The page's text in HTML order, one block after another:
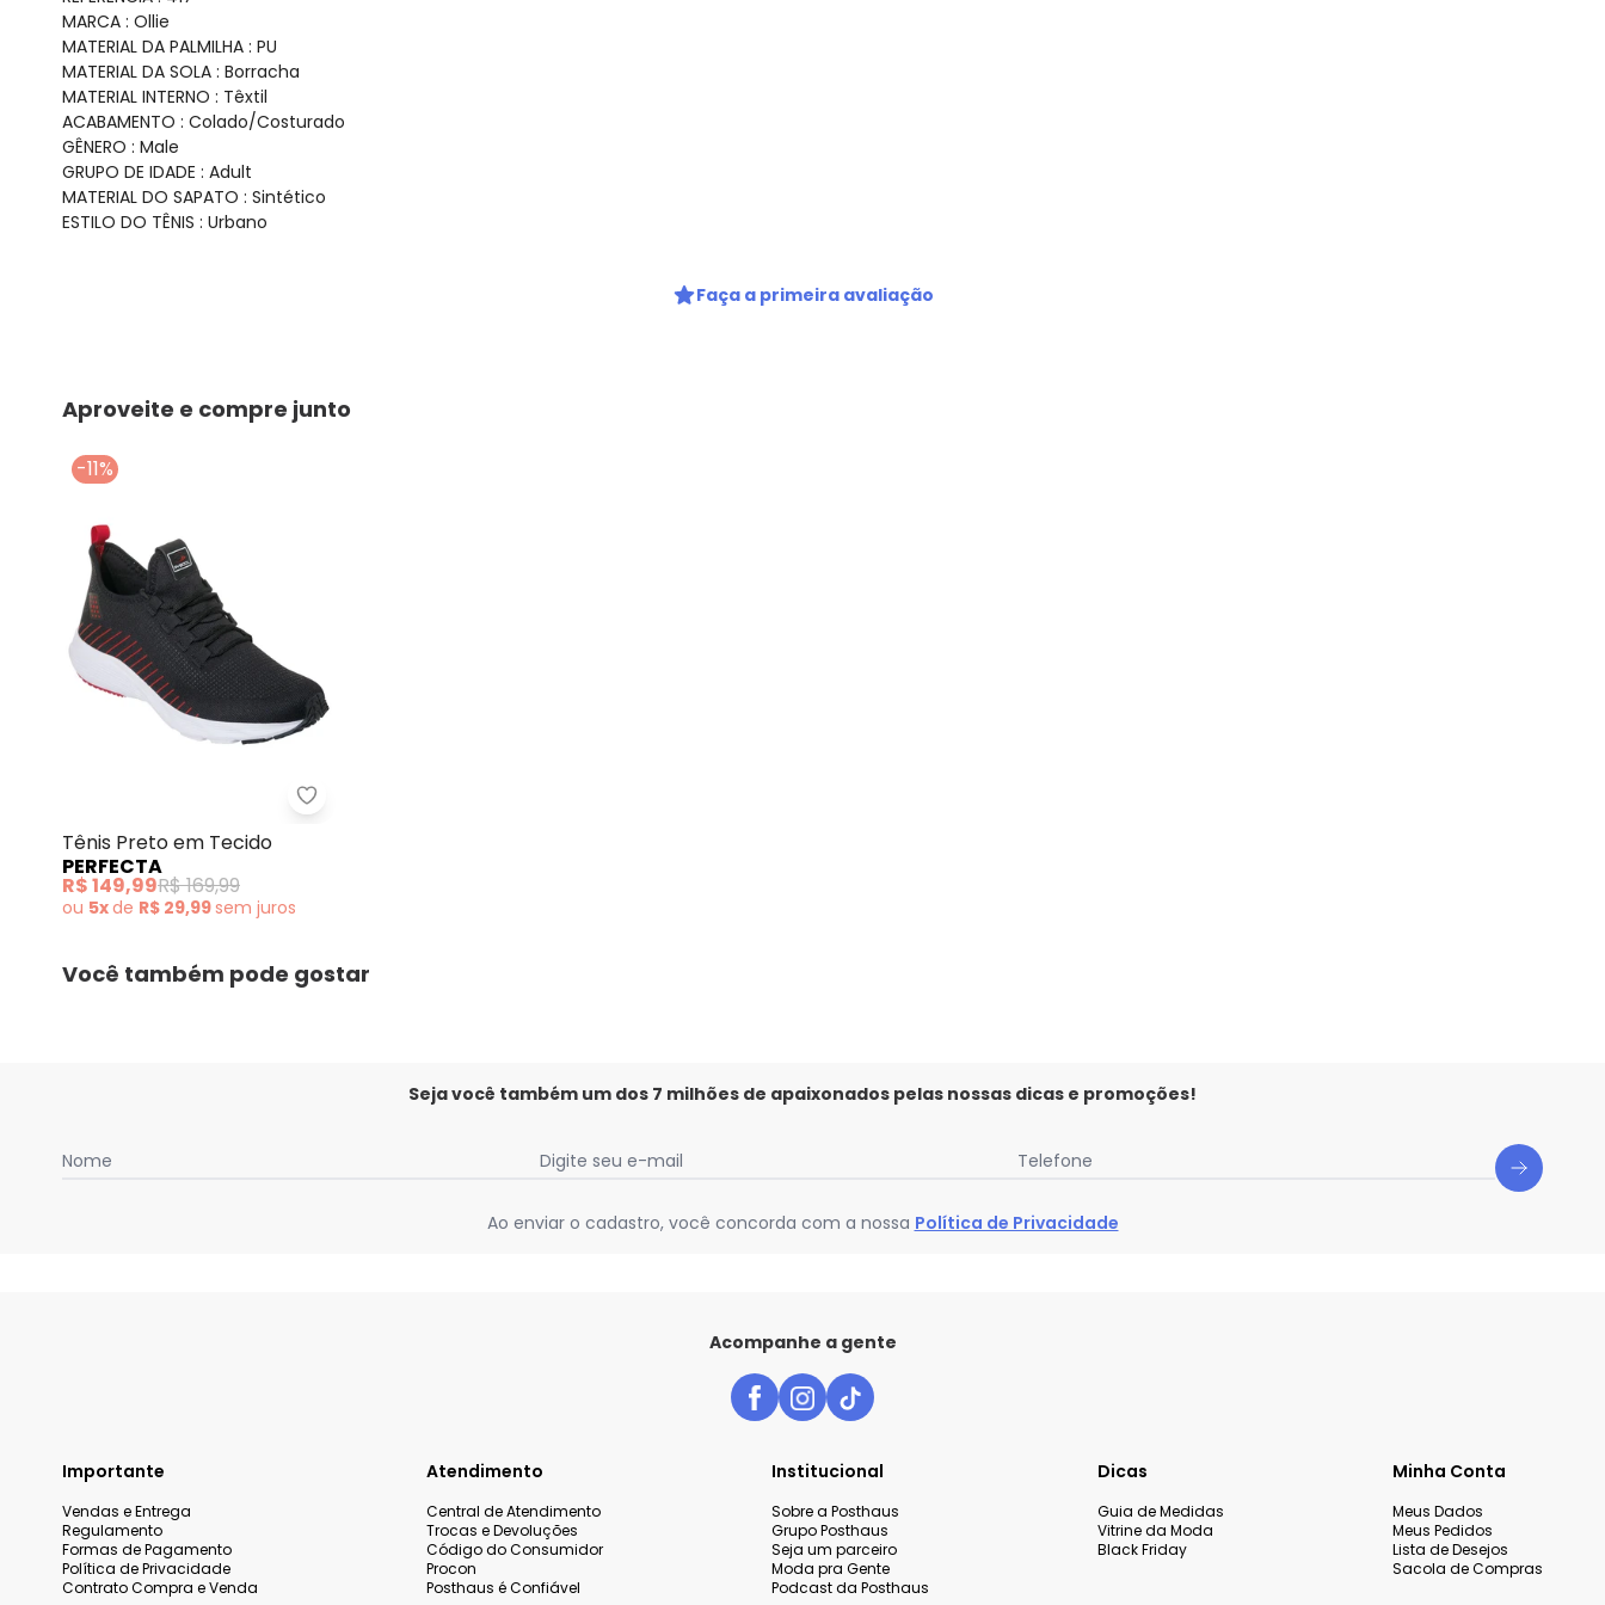
MARCA : Ollie
MATERIAL DA PALMILHA : PU
MATERIAL DA SOLA : Borracha
MATERIAL INTERNO : Têxtil
ACABAMENTO : Colado/Costurado
GÊNERO : Male
GRUPO DE IDADE : Adult
MATERIAL DO SAPATO : Sintético
ESTILO DO TÊNIS : Urbano
Faça a primeira avaliação
Aproveite e compre junto
-11%
Perfecta - Tênis Preto em Tecido
Tênis Preto em Tecido
PERFECTA
R$ 149,99R$ 169,99
ou 5xde R$ 29,99sem juros
Você também pode gostar
Seja você também um dos 7 milhões de apaixonados pelas nossas dicas e promoções!
Nome Digite seu e-mail Telefone
Ao enviar o cadastro, você concorda com a nossa Política de Privacidade
Acompanhe a gente
Importante
Vendas e Entrega
Regulamento
Formas de Pagamento
Política de Privacidade
Contrato Compra e Venda
Atendimento
Central de Atendimento
Trocas e Devoluções
Código do Consumidor
Procon
Posthaus é Confiável
Institucional
Sobre a Posthaus
Grupo Posthaus
Seja um parceiro
Moda pra Gente
Podcast da Posthaus
Dicas
Guia de Medidas
Vitrine da Moda
Black Friday
Minha Conta
Meus Dados
Meus Pedidos
Lista de Desejos
Sacola de Compras